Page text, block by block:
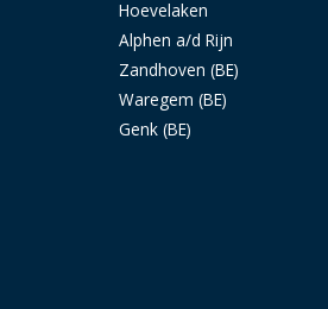
Hoevelaken
Alphen a/d Rijn
Zandhoven (BE)
Waregem (BE)
Genk (BE)